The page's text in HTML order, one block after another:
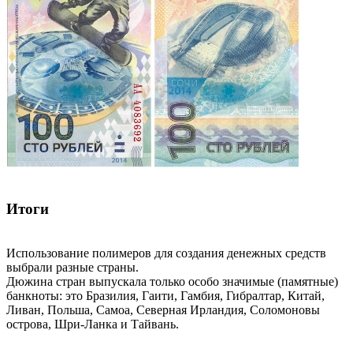
Итоги
Использование полимеров для создания денежных средств
выбрали разные страны.
Дюжина стран выпускала только особо значимые (памятные)
банкноты: это Бразилия, Гаити, Гамбия, Гибралтар, Китай,
Ливан, Польша, Самоа, Северная Ирландия, Соломоновы
острова, Шри-Ланка и Тайвань.